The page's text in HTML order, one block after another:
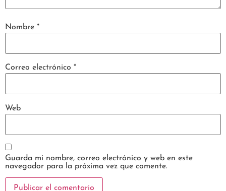
Nombre *
Correo electrónico *
Web
Guarda mi nombre, correo electrónico y web en este
navegador para la próxima vez que comente.